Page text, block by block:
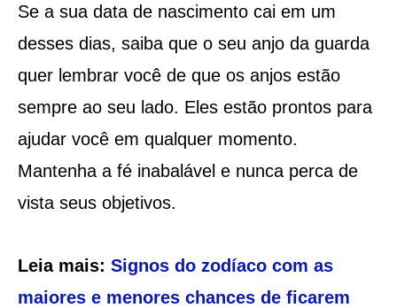
Se a sua data de nascimento cai em um
desses dias, saiba que o seu anjo da guarda
quer lembrar você de que os anjos estão
sempre ao seu lado. Eles estão prontos para
ajudar você em qualquer momento.
Mantenha a fé inabalável e nunca perca de
vista seus objetivos.
Leia mais: Signos do zodíaco com as
maiores e menores chances de ficarem